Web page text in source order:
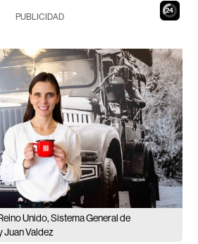
23
PUBLICIDAD
Unido, Sistema General de
Juan Valdez